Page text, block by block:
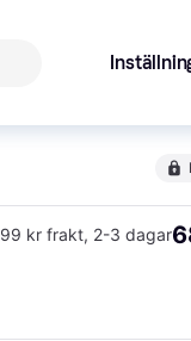
99 kr frakt, 2-3 dagar